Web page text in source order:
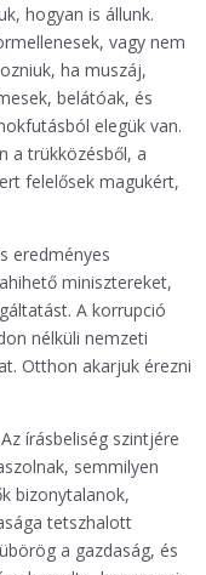
hogyan is állunk.
vagy nem
ha muszáj,
belátóak, és
elegük van.
a trükközésből, a
felelősek magukért,
eredményes
minisztereket,
A korrupció
nélküli nemzeti
Otthon akarjuk érezni
írásbeliség szintjére
semmilyen
bizonytalanok,
tetszhalott
a gazdaság, és